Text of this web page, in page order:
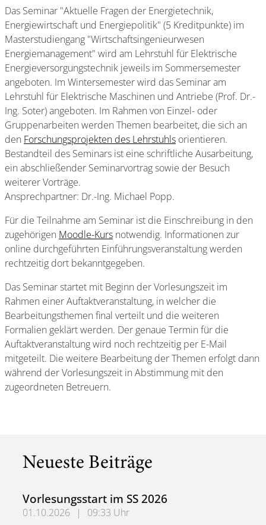
Das Seminar "Aktuelle Fragen der Energietechnik,
Energiewirtschaft und Energiepolitik" (5 Kreditpunkte) im
Masterstudiengang "Wirtschaftsingenieurwesen
Energiemanagement" wird am Lehrstuhl für Elektrische
Energieversorgungstechnik jeweils im Sommersemester
angeboten. Im Wintersemester wird das Seminar am
Lehrstuhl für Elektrische Maschinen und Antriebe (Prof. Dr.-
Ing. Soter) angeboten. Im Rahmen von Einzel- oder
Gruppenarbeiten werden Themen bearbeitet, die sich an
den Forschungsprojekten des Lehrstuhls orientieren.
Bestandteil des Seminars ist eine schriftliche Ausarbeitung,
ein abschließender Seminarvortrag sowie der Besuch
weiterer Vorträge.
Ansprechpartner: Dr.-Ing. Michael Popp.
Für die Teilnahme am Seminar ist die Einschreibung in den
zugehörigen Moodle-Kurs notwendig. Informationen zur
online durchgeführten Einführungsveranstaltung werden
rechtzeitig dort bekanntgegeben.
Das Seminar startet mit Beginn der Vorlesungszeit im
Rahmen einer Auftaktveranstaltung, in welcher die
Bearbeitungsthemen final verteilt und die weiteren
Formalien geklärt werden. Der genaue Termin für die
Auftaktveranstaltung wird noch rechtzeitig per E-Mail
mitgeteilt. Die weitere Bearbeitung der Themen erfolgt dann
während der Vorlesungszeit in Abstimmung mit den
zugeordneten Betreuern.
Neueste Beiträge
Vorlesungsstart im SS 2026
01.10.2026 |
09:33 Uhr